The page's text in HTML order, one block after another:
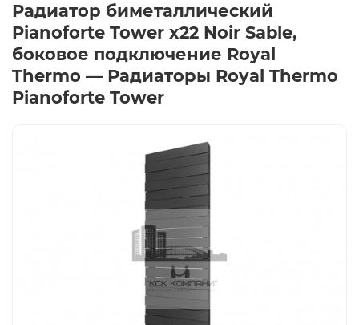
Радиатор биметаллический
Pianoforte Tower x22 Noir Sable,
боковое подключение Royal
Thermo — Радиаторы Royal Thermo
Pianoforte Tower